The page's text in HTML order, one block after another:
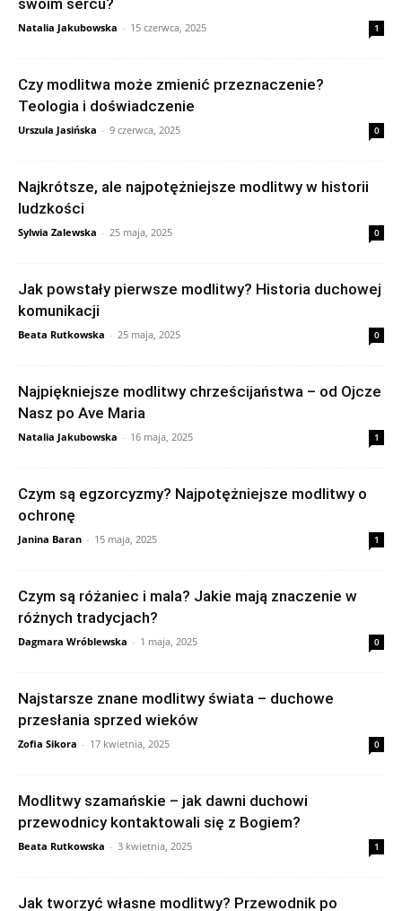
swoim sercu?
Natalia Jakubowska - 15 czerwca, 2025 1
Czy modlitwa może zmienić przeznaczenie?
Teologia i doświadczenie
Urszula Jasińska - 9 czerwca, 2025 0
Najkrótsze, ale najpotężniejsze modlitwy w historii
ludzkości
Sylwia Zalewska - 25 maja, 2025 0
Jak powstały pierwsze modlitwy? Historia duchowej
komunikacji
Beata Rutkowska - 25 maja, 2025 0
Najpiękniejsze modlitwy chrześcijaństwa – od Ojcze
Nasz po Ave Maria
Natalia Jakubowska - 16 maja, 2025 1
Czym są egzorcyzmy? Najpotężniejsze modlitwy o
ochronę
Janina Baran - 15 maja, 2025 1
Czym są różaniec i mala? Jakie mają znaczenie w
różnych tradycjach?
Dagmara Wróblewska - 1 maja, 2025 0
Najstarsze znane modlitwy świata – duchowe
przesłania sprzed wieków
Zofia Sikora - 17 kwietnia, 2025 0
Modlitwy szamańskie – jak dawni duchowi
przewodnicy kontaktowali się z Bogiem?
Beata Rutkowska - 3 kwietnia, 2025 1
Jak tworzyć własne modlitwy? Przewodnik po